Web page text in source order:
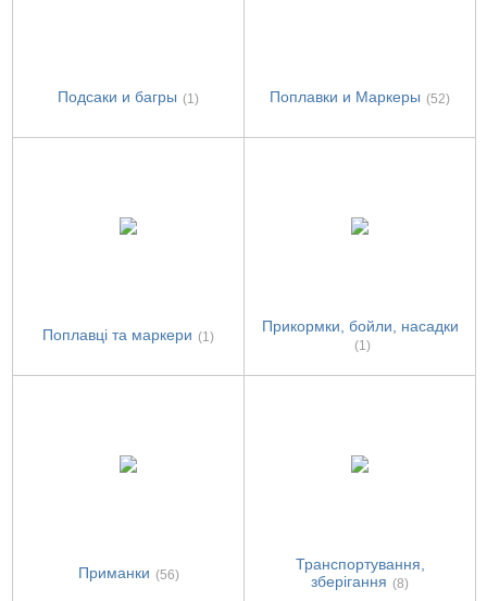
Подсаки и багры (1) Поплавки и Маркеры (52)
Поплавці та маркери (1)
Прикормки, бойли, насадки
(1)
Приманки (56)
Транспортування,
зберігання (8)